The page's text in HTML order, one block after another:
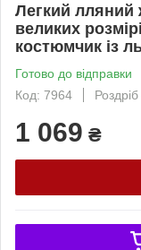
Легкий лляний
великих
костюмчик із
Готово до відправки
Код: 7964
Роздріб
1 069 ₴